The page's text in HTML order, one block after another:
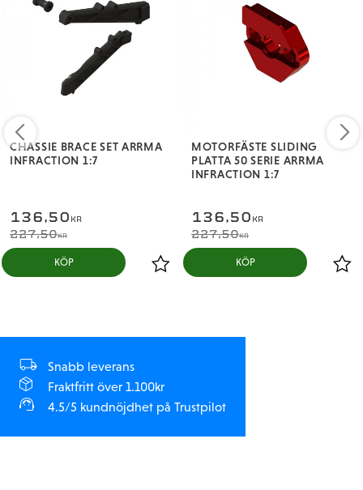
CHASSIE BRACE SET ARRMA
INFRACTION 1:7
136,50 KR
227,50KR
KÖP
MOTORFÄSTE SLIDING
PLATTA 50 SERIE ARRMA
INFRACTION 1:7
136,50 KR
227,50KR
KÖP
Snabb leverans
Fraktfritt över 1.100kr
4.5/5 kundnöjdhet på Trustpilot